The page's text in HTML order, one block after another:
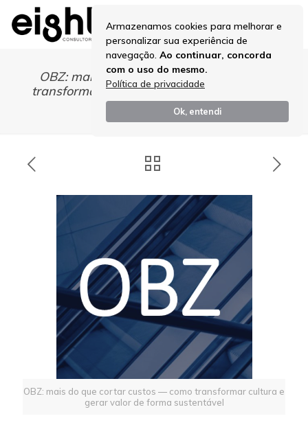
Armazenamos cookies para melhorar e
personalizar sua experiência de
navegação. Ao continuar, concorda
com o uso do mesmo.
Política de privacidade
Ok, entendi
OBZ: mais do que cortar custos — como
transformar cultura e gerar valor de forma
sustentável
OBZ: mais do que cortar custos — como transformar cultura e
gerar valor de forma sustentável